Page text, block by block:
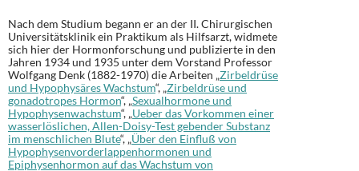
Nach dem Studium begann er an der II. Chirurgischen
Universitätsklinik ein Praktikum als Hilfsarzt, widmete
sich hier der Hormonforschung und publizierte in den
Jahren 1934 und 1935 unter dem Vorstand Professor
Wolfgang Denk (1882-1970) die Arbeiten „Zirbeldrüse
und Hypophysäres Wachstum“, „Zirbeldrüse und
gonadotropes Hormon“, „Sexualhormone und
Hypophysenwachstum“, „Ueber das Vorkommen einer
wasserlöslichen, Allen-Doisy-Test gebender Substanz
im menschlichen Blute“, „Über den Einfluß von
Hypophysenvorderlappenhormonen und
Epiphysenhormon auf das Wachstum von